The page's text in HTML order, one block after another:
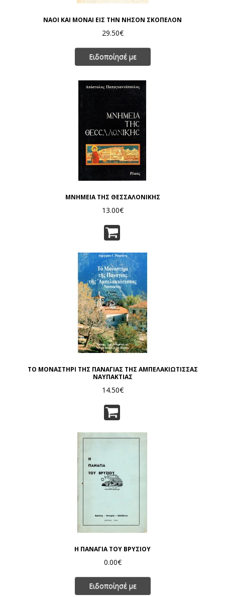
ΝΑΟΙ ΚΑΙ ΜΟΝΑΙ ΕΙΣ ΤΗΝ ΝΗΣΟΝ ΣΚΟΠΕΛΟΝ
29.50€
Ειδοποίησέ με
ΜΝΗΜΕΙΑ ΤΗΣ ΘΕΣΣΑΛΟΝΙΚΗΣ
13.00€
ΤΟ ΜΟΝΑΣΤΗΡΙ ΤΗΣ ΠΑΝΑΓΙΑΣ ΤΗΣ ΑΜΠΕΛΑΚΙΩΤΙΣΣΑΣ
ΝΑΥΠΑΚΤΙΑΣ
14.50€
Η ΠΑΝΑΓΙΑ ΤΟΥ ΒΡΥΣΙΟΥ
0.00€
Ειδοποίησέ με